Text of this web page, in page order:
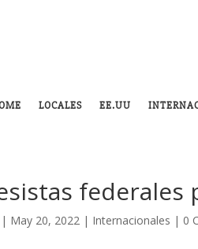
LOCALES EE.UU
federales
| May 20, 2022 | Internacionales | 0